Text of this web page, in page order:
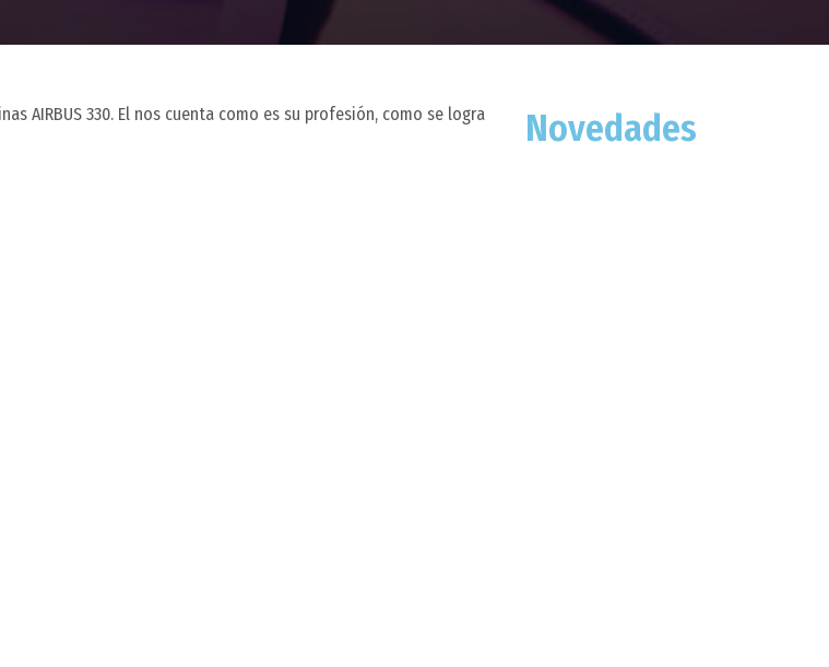
AIRBUS 330. El nos cuenta como es su profesión, como se logra
Novedades